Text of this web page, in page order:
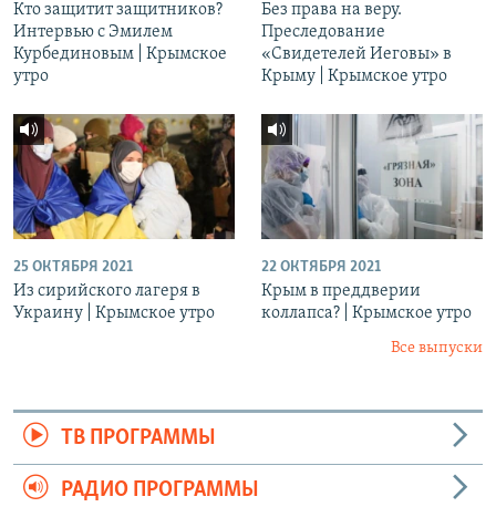
Кто защитит защитников?
Интервью с Эмилем
Курбединовым | Крымское
утро
Без права на веру.
Преследование
«Свидетелей Иеговы» в
Крыму | Крымское утро
25 ОКТЯБРЯ 2021
Из сирийского лагеря в
Украину | Крымское утро
22 ОКТЯБРЯ 2021
Крым в преддверии
коллапса? | Крымское утро
Все выпуски
ТВ ПРОГРАММЫ
РАДИО ПРОГРАММЫ